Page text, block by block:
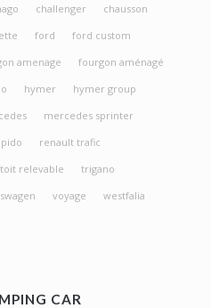
challenger
chausson
ford
ford custom
amenage
fourgon aménagé
hymer
hymer group
mercedes sprinter
renault trafic
toit relevable
trigano
voyage westfalia
CAR